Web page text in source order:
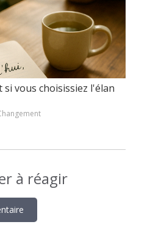
si vous choisissiez l'élan
à réagir